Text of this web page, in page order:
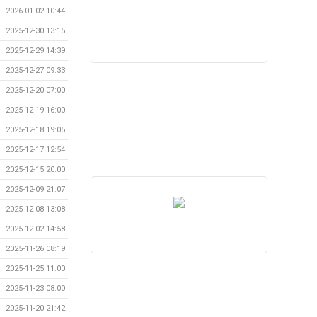
2026-01-02 10:44
2025-12-30 13:15
2025-12-29 14:39
2025-12-27 09:33
2025-12-20 07:00
2025-12-19 16:00
2025-12-18 19:05
2025-12-17 12:54
2025-12-15 20:00
2025-12-09 21:07
2025-12-08 13:08
2025-12-02 14:58
2025-11-26 08:19
2025-11-25 11:00
2025-11-23 08:00
2025-11-20 21:42